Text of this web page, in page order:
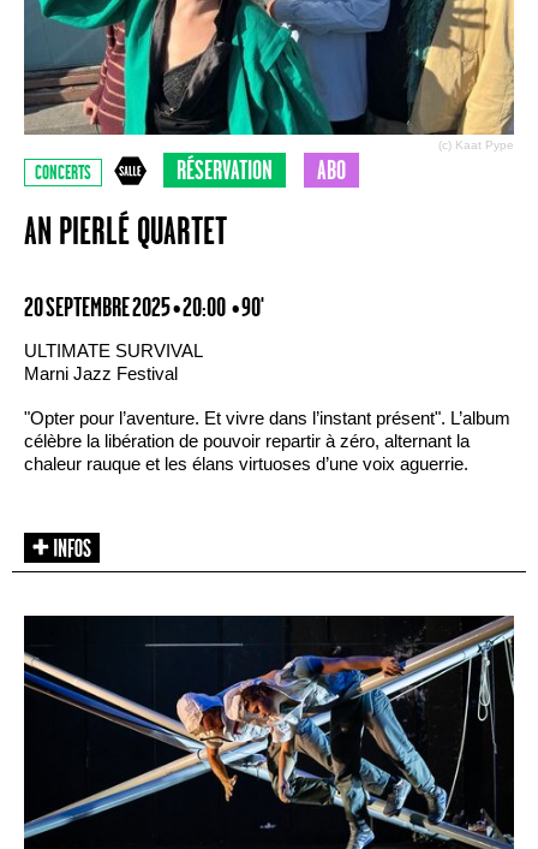
(c) Kaat Pype
CONCERTS RÉSERVATION ABO
AN PIERLÉ QUARTET
20 SEPTEMBRE 2025 • 20:00 • 90'
ULTIMATE SURVIVAL
Marni Jazz Festival
"Opter pour l’aventure. Et vivre dans l’instant présent". L’album
célèbre la libération de pouvoir repartir à zéro, alternant la
chaleur rauque et les élans virtuoses d’une voix aguerrie.